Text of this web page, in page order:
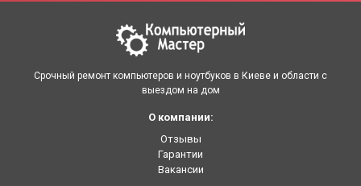
Срочный ремонт компьютеров и ноутбуков в Киеве и области с
выездом на дом
О компании:
Отзывы
Гарантии
Вакансии